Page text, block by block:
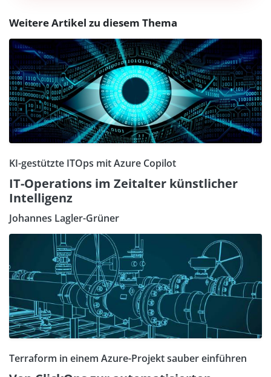
Weitere Artikel zu diesem Thema
KI-gestützte ITOps mit Azure Copilot
IT-Operations im Zeitalter künstlicher
Intelligenz
Johannes Lagler-Grüner
Terraform in einem Azure-Projekt sauber einführen